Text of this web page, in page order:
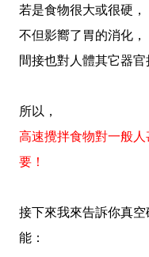
若是食物很大或很硬，
不但影嚮了胃的消化，
間接也對人體其它器官
所以，
高速攪拌食物對一般
要！
接下來我來告訴你真
能：